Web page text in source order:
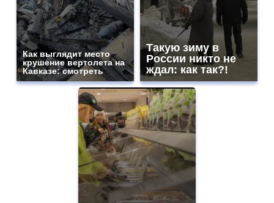
Как выглядит место
крушение вертолета на
Кавказе: смотреть
Такую зиму в
России никто не
ждал: как так?!